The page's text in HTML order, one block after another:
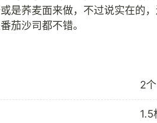
是荞麦面来做，不过说实在的
2个
1.5